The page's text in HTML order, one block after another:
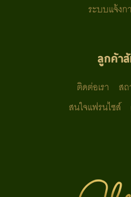
ระบบแจ้งก
ลูกค้า
ติดต่อเรา
ส
สนใจแฟรนไซส์